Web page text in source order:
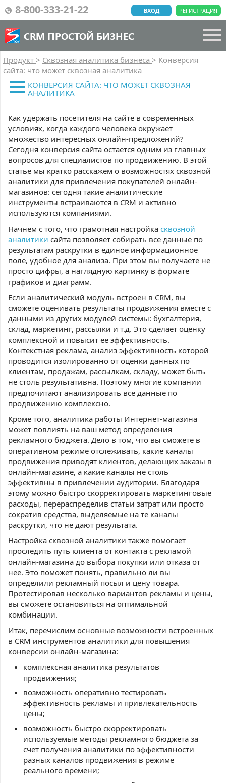
8-800-333-21-22 РЕГИСТРАЦИЯ
ВХОД
CRM ПРОСТОЙ БИЗНЕС
Продукт > Сквозная аналитика бизнеса > Конверсия
сайта: что может сквозная аналитика
КОНВЕРСИЯ САЙТА: ЧТО МОЖЕТ СКВОЗНАЯ
АНАЛИТИКА
Как удержать посетителя на сайте в современных
условиях, когда каждого человека окружает
множество интересных онлайн-предложений?
Сегодня конверсия сайта остается одним из главных
вопросов для специалистов по продвижению. В этой
статье мы кратко расскажем о возможностях сквозной
аналитики для привлечения покупателей онлайн-
магазинов: сегодня такие аналитические
инструменты встраиваются в CRM и активно
используются компаниями.
Начнем с того, что грамотная настройка сквозной
аналитики сайта позволяет собирать все данные по
результатам раскрутки в единое информационное
поле, удобное для анализа. При этом вы получаете не
просто цифры, а наглядную картинку в формате
графиков и диаграмм.
Если аналитический модуль встроен в CRM, вы
сможете оценивать результаты продвижения вместе с
данными из других модулей системы: бухгалтерия,
склад, маркетинг, рассылки и т.д. Это сделает оценку
комплексной и повысит ее эффективность.
Контекстная реклама, анализ эффективность которой
проводится изолированно от оценки данных по
клиентам, продажам, рассылкам, складу, может быть
не столь результативна. Поэтому многие компании
предпочитают анализировать все данные по
продвижению комплексно.
Кроме того, аналитика работы Интернет-магазина
может повлиять на ваш метод определения
рекламного бюджета. Дело в том, что вы сможете в
оперативном режиме отслеживать, какие каналы
продвижения приводят клиентов, делающих заказы в
онлайн-магазине, а какие каналы не столь
эффективны в привлечении аудитории. Благодаря
этому можно быстро скорректировать маркетинговые
расходы, перераспределив статьи затрат или просто
сократив средства, выделяемые на те каналы
раскрутки, что не дают результата.
Настройка сквозной аналитики также помогает
проследить путь клиента от контакта с рекламой
онлайн-магазина до выбора покупки или отказа от
нее. Это поможет понять, правильно ли вы
определили рекламный посыл и цену товара.
Протестировав несколько вариантов рекламы и цены,
вы сможете остановиться на оптимальной
комбинации.
Итак, перечислим основные возможности встроенных
в CRM инструментов аналитики для повышения
конверсии онлайн-магазина:
комплексная аналитика результатов
продвижения;
возможность оперативно тестировать
эффективность рекламы и привлекательность
цены;
возможность быстро скорректировать
используемые методы рекламного бюджета за
счет получения аналитики по эффективности
разных каналов продвижения в режиме
реального времени;